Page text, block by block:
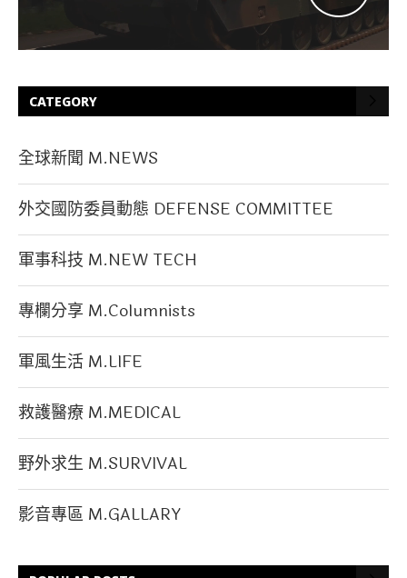
CATEGORY
全球新聞 M.NEWS
外交國防委員動態 DEFENSE COMMITTEE
軍事科技 M.NEW TECH
專欄分享 M.Columnists
軍風生活 M.LIFE
救護醫療 M.MEDICAL
野外求生 M.SURVIVAL
影音專區 M.GALLARY